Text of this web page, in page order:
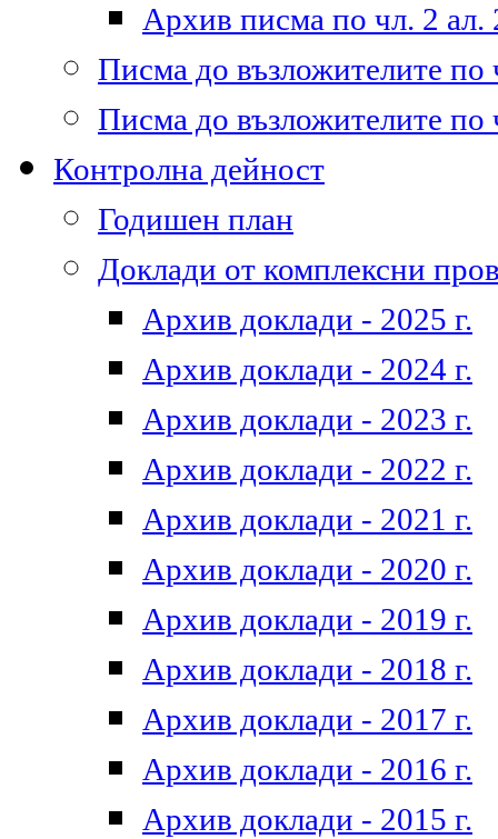
Архив писма по чл. 2 ал.
Писма до възложителите по
Писма до възложителите по
Контролна дейност
Годишен план
Доклади от комплексни
Архив доклади - 2025 г.
Архив доклади - 2024 г.
Архив доклади - 2023 г.
Архив доклади - 2022 г.
Архив доклади - 2021 г.
Архив доклади - 2020 г.
Архив доклади - 2019 г.
Архив доклади - 2018 г.
Архив доклади - 2017 г.
Архив доклади - 2016 г.
Архив доклади - 2015 г.